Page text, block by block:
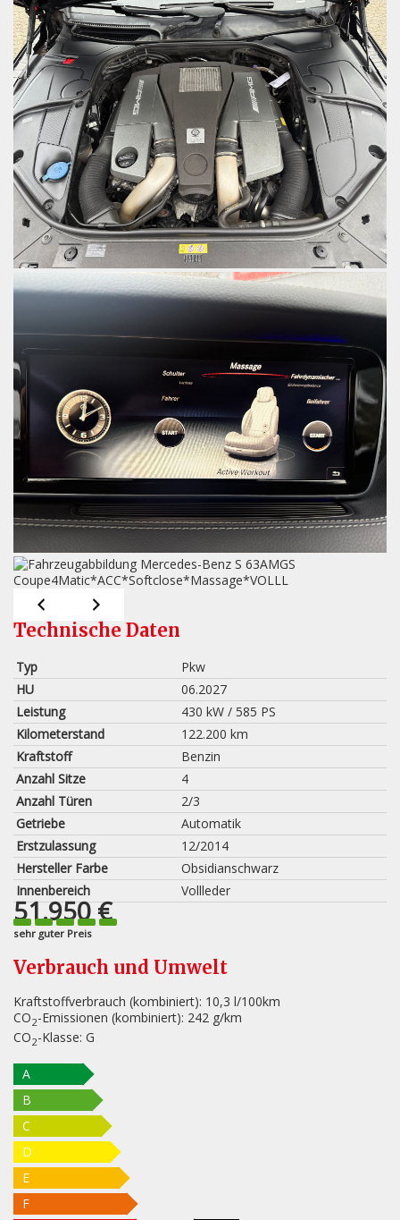
Technische Daten
Typ
Pkw
HU
06.2027
Leistung
430 kW / 585 PS
Kilometerstand
122.200 km
Kraftstoff
Benzin
Anzahl Sitze
4
Anzahl Türen
2/3
Getriebe
Automatik
Erstzulassung
12/2014
Hersteller Farbe
Obsidianschwarz
Innenbereich
Vollleder
51.950 €
sehr guter Preis
Verbrauch und Umwelt
Kraftstoffverbrauch (kombiniert): 10,3 l/100km
CO2-Emissionen (kombiniert): 242 g/km
CO2-Klasse: G
A
B
C
D
E
F